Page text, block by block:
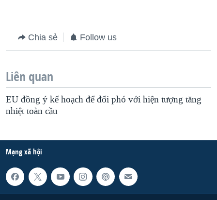
Chia sẻ Follow us
Liên quan
EU đồng ý kế hoạch để đối phó với hiện tượng tăng
nhiệt toàn cầu
Mạng xã hội